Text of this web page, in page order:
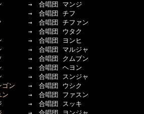
→　合唱団 マンジ
　合唱団 チフ
→　合唱団 チファン
合唱団 ウタク
→　合唱団 ヨンヒ
→　合唱団 マルジャ
→　合唱団 クムブン
→　合唱団 ヘヨン
→　合唱団 スンジャ
ゴン →　合唱団 ウシク
ン →　合唱団 ファスン
　→　合唱団 スッキ